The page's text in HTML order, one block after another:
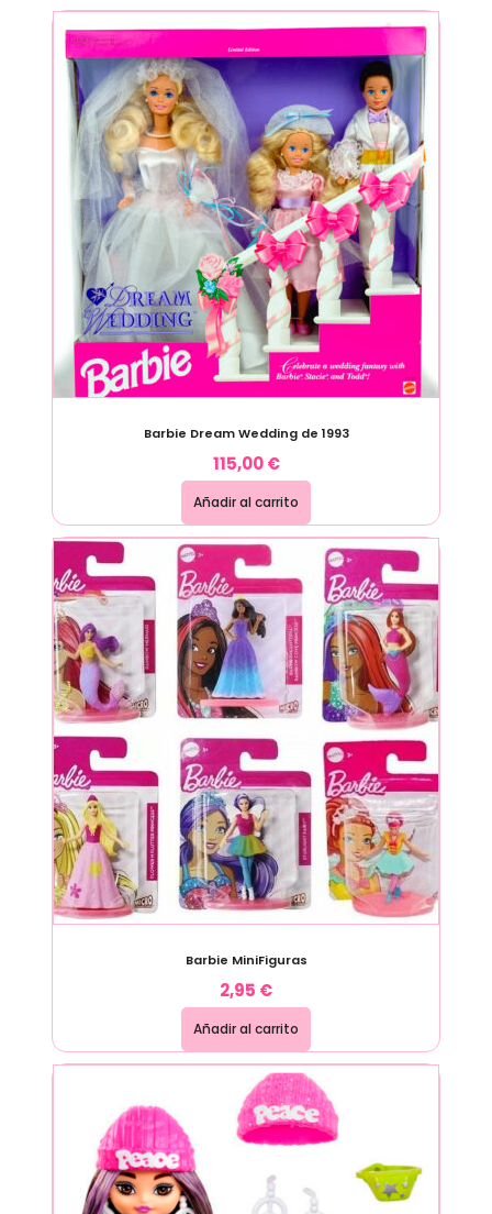
Barbie Dream Wedding de 1993
115,00€
Añadir al carrito
Barbie MiniFiguras
2,95 €
Añadir al carrito